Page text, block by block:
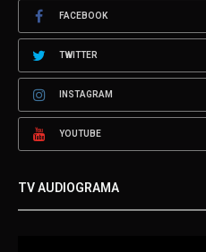
FACEBOOK
TWITTER
INSTAGRAM
YOUTUBE
TV AUDIOGRAMA